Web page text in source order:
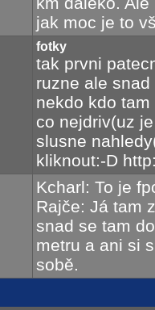
jak moc je to
fotky
tak prvni
ruzne ale
nekdo kdo
co nejdriv(uz
slusne
kliknout:-D
Kcharl: To je
Rajče: Já tam
snad se tam
metru a ani si
sobě.